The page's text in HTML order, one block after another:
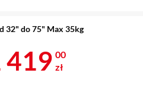
32" do 75" Max 35kg
1 419 zł
419 00
zł